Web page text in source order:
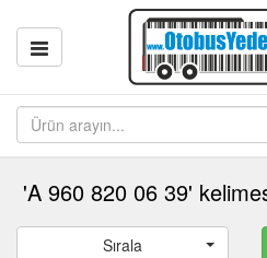
'A 960 820 06 39'
Sırala